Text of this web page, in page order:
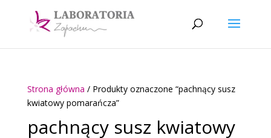
Strona główna / Produkty oznaczone “pachnący susz
kwiatowy pomarańcza”
pachnący susz kwiatowy